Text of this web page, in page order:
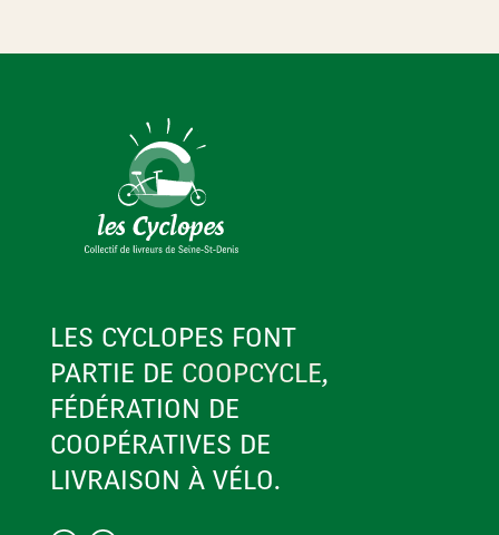
LES CYCLOPES FONT
PARTIE DE COOPCYCLE,
FÉDÉRATION DE
COOPÉRATIVES DE
LIVRAISON À VÉLO.